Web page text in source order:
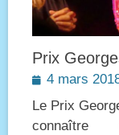
Prix
Posted
4 mars
Le Prix
connaître